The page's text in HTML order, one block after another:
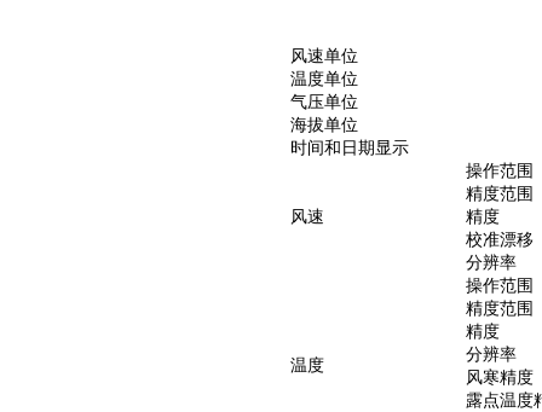
风速单位
温度单位
气压单位
海拔单位
时间和日期显示
风速
操作范围
精度范围
精度
校准漂移
分辨率
温度
操作范围
精度范围
精度
分辨率
风寒精度
露点温度